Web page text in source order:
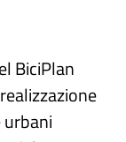
BiciPlan